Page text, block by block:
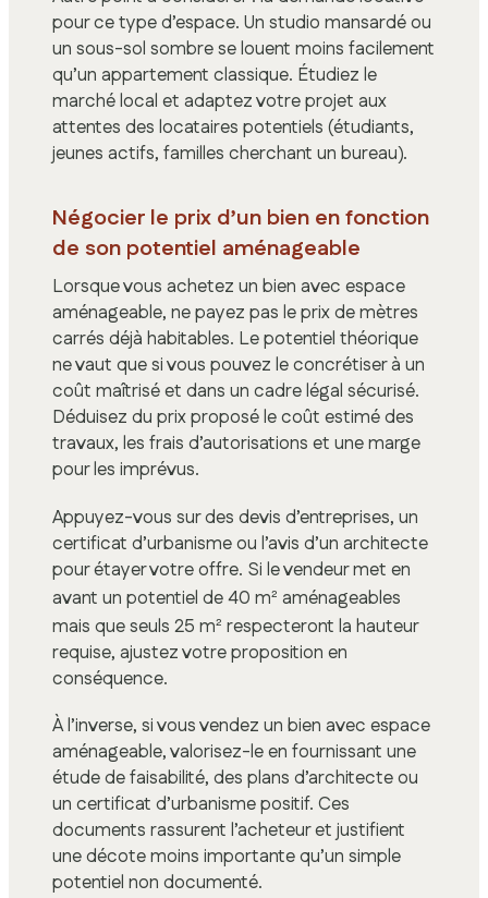
pour ce type d’espace. Un studio mansardé ou
un sous-sol sombre se louent moins facilement
qu’un appartement classique. Étudiez le
marché local et adaptez votre projet aux
attentes des locataires potentiels (étudiants,
jeunes actifs, familles cherchant un bureau).
Négocier le prix d’un bien en fonction
de son potentiel aménageable
Lorsque vous achetez un bien avec espace
aménageable, ne payez pas le prix de mètres
carrés déjà habitables. Le potentiel théorique
ne vaut que si vous pouvez le concrétiser à un
coût maîtrisé et dans un cadre légal sécurisé.
Déduisez du prix proposé le coût estimé des
travaux, les frais d’autorisations et une marge
pour les imprévus.
Appuyez-vous sur des devis d’entreprises, un
certificat d’urbanisme ou l’avis d’un architecte
pour étayer votre offre. Si le vendeur met en
avant un potentiel de 40 m² aménageables
mais que seuls 25 m² respecteront la hauteur
requise, ajustez votre proposition en
conséquence.
À l’inverse, si vous vendez un bien avec espace
aménageable, valorisez-le en fournissant une
étude de faisabilité, des plans d’architecte ou
un certificat d’urbanisme positif. Ces
documents rassurent l’acheteur et justifient
une décote moins importante qu’un simple
potentiel non documenté.